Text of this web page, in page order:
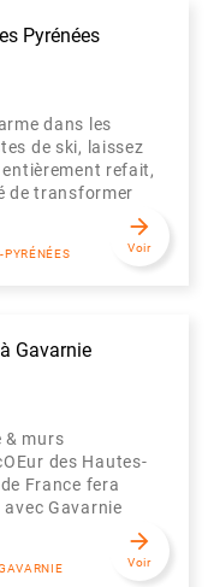
Pyrénées
dans les
de ski, laissez
refait,
de transformer
arrow_forward
Voir
Gavarnie
& murs
des Hautes-
France fera
Gavarnie
arrow_forward
Voir